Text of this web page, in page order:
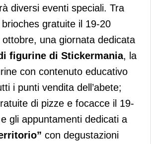
diversi eventi speciali. Tra
gratuite il 19-20
una giornata dedicata
figurine di Stickermania, la
con contenuto educativo
i punti vendita dell’abete;
di pizze e focacce il 19-
gli appuntamenti dedicati a
con degustazioni